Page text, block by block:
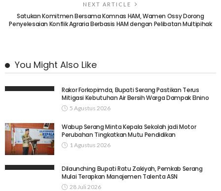
NEXT ARTICLE
Satukan Komitmen Bersama Komnas HAM, Wamen Ossy Dorong
Penyelesaian Konflik Agraria Berbasis HAM dengan Pelibatan Multipihak
You Might Also Like
Rakor Forkopimda, Bupati Serang Pastikan Terus
Mitigasi Kebutuhan Air Bersih Warga Dampak Elnino
5 Agustus 2026
Wabup Serang Minta Kepala Sekolah jadi Motor
Perubahan Tingkatkan Mutu Pendidikan
1 Agustus 2026
Dilaunching Bupati Ratu Zakiyah, Pemkab Serang
Mulai Terapkan Manajemen Talenta ASN
28 Juli 2026